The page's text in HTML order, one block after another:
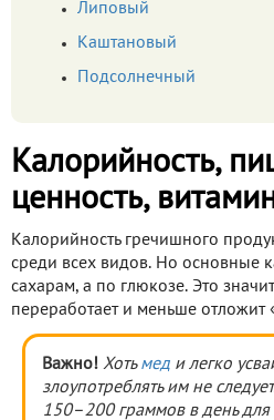
Липовый
Каштановый
Подсолнечный
Калорийность,
ценность,
Калорийность гречишного
среди всех видов. Но основные
сахарам, а по глюкозе. Это
переработает и меньше отложит
Важно! Хоть мед и легко
злоупотреблять им не
150–200 граммов в день для